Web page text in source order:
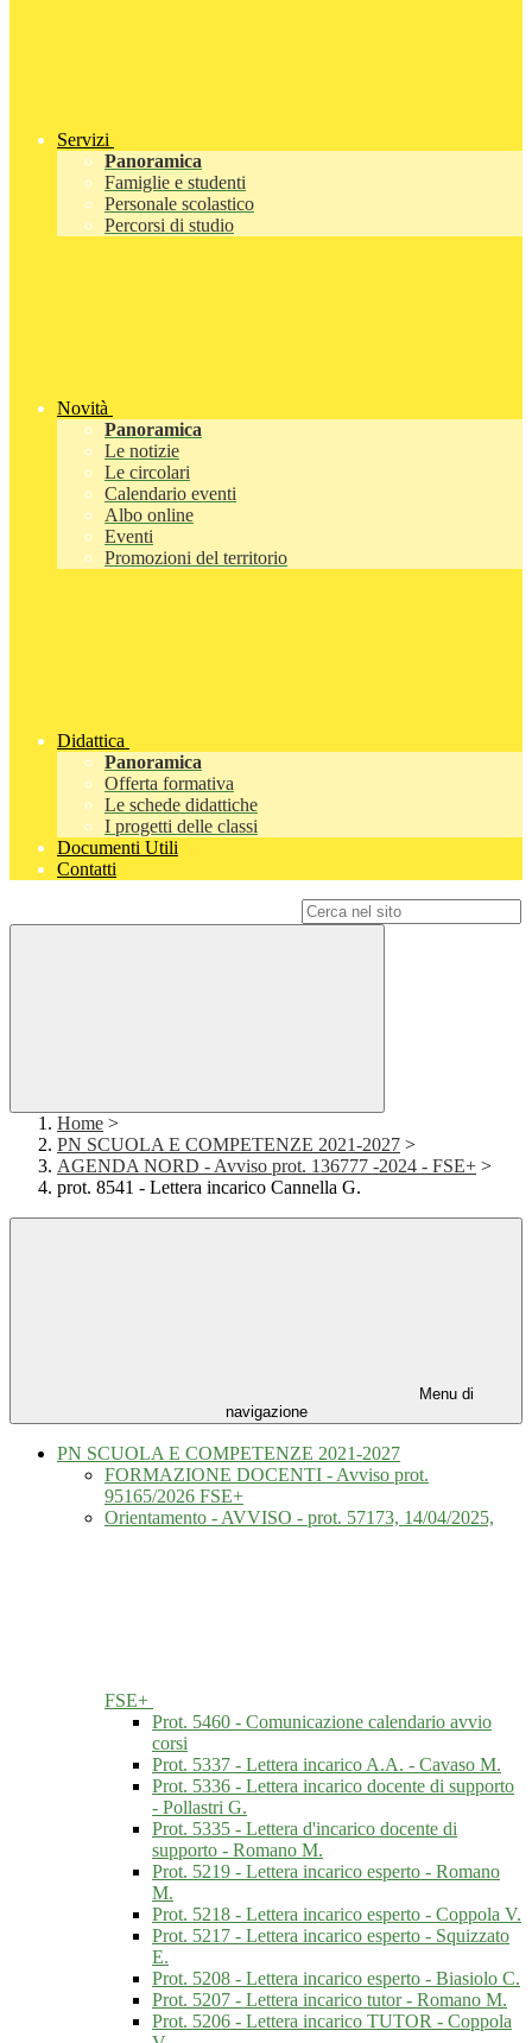
Servizi
Panoramica
Famiglie e studenti
Personale scolastico
Percorsi di studio
Novità
Panoramica
Le notizie
Le circolari
Calendario eventi
Albo online
Eventi
Promozioni del territorio
Didattica
Panoramica
Offerta formativa
Le schede didattiche
I progetti delle classi
Documenti Utili
Contatti
Home >
PN SCUOLA E COMPETENZE 2021-2027 >
AGENDA NORD - Avviso prot. 136777 -2024 - FSE+ >
prot. 8541 - Lettera incarico Cannella G.
Menu di
navigazione
PN SCUOLA E COMPETENZE 2021-2027
FORMAZIONE DOCENTI - Avviso prot.
95165/2026 FSE+
Orientamento - AVVISO - prot. 57173, 14/04/2025,
FSE+
Prot. 5460 - Comunicazione calendario avvio
corsi
Prot. 5337 - Lettera incarico A.A. - Cavaso M.
Prot. 5336 - Lettera incarico docente di supporto
- Pollastri G.
Prot. 5335 - Lettera d'incarico docente di
supporto - Romano M.
Prot. 5219 - Lettera incarico esperto - Romano
M.
Prot. 5218 - Lettera incarico esperto - Coppola V.
Prot. 5217 - Lettera incarico esperto - Squizzato
E.
Prot. 5208 - Lettera incarico esperto - Biasiolo C.
Prot. 5207 - Lettera incarico tutor - Romano M.
Prot. 5206 - Lettera incarico TUTOR - Coppola